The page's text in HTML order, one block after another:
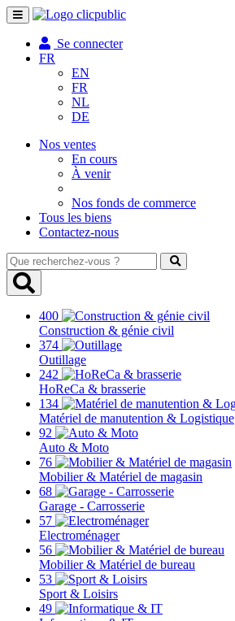
Toggle
navigation
Se connecter
FR
EN
FR
NL
DE
Nos ventes
En cours
À venir
Nos fonds de commerce
Tous les biens
Contactez-nous
Que
recherchez-
vous
400
Construction & génie civil
374
Outillage
242
HoReCa & brasserie
134
Matériel de manutention & Logistique
92
Auto & Moto
76
Mobilier & Matériel de magasin
68
Garage - Carrosserie
57
Electroménager
56
Mobilier & Matériel de bureau
53
Sport & Loisirs
49